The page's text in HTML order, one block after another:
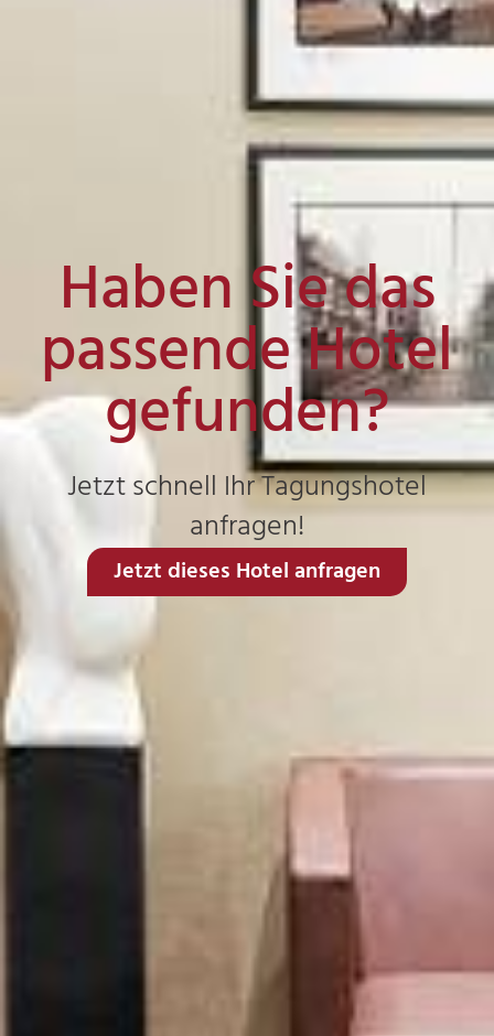
Haben Sie das
passende Hotel
gefunden?
Jetzt schnell Ihr Tagungshotel
anfragen!
Jetzt dieses Hotel anfragen